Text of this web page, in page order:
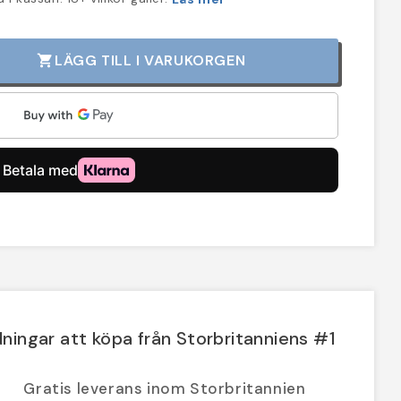
shopping_cart LÄGG TILL I VARUKORGEN
att köpa från Storbritanniens #1
Gratis leverans inom Storbritannien